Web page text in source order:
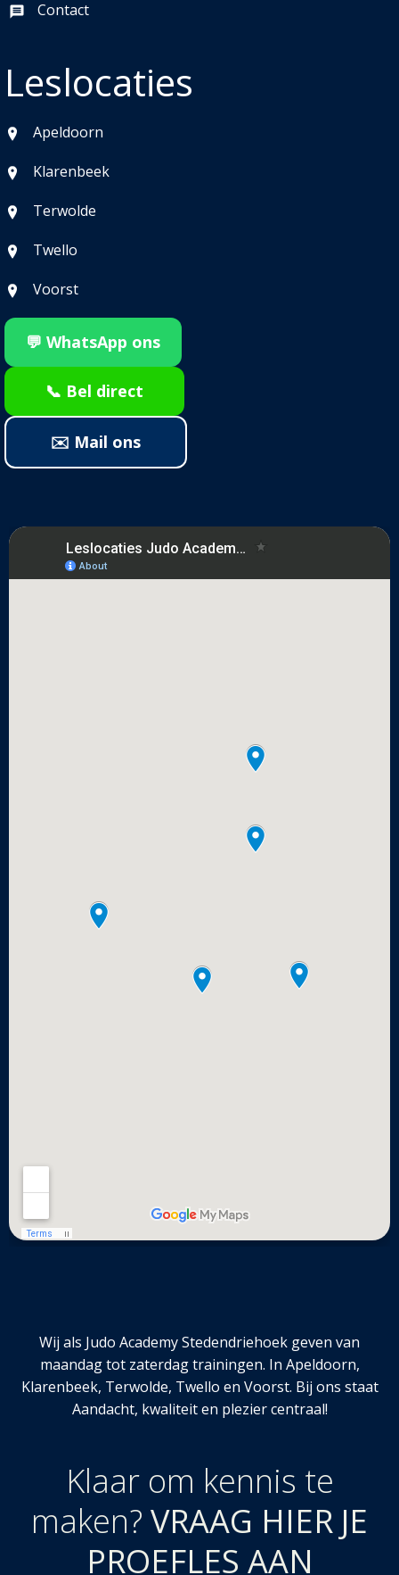
Contact
Leslocaties
Apeldoorn
Klarenbeek
Terwolde
Twello
Voorst
💬 WhatsApp ons
📞 Bel direct
✉️ Mail ons
Wij als Judo Academy Stedendriehoek geven van
maandag tot zaterdag trainingen. In Apeldoorn,
Klarenbeek, Terwolde, Twello en Voorst. Bij ons staat
Aandacht, kwaliteit en plezier centraal!
Klaar om kennis te
maken? VRAAG HIER JE
PROEFLES AAN